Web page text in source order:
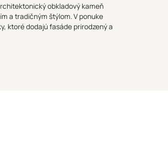
obkladový kameň
a tradičným štýlom. V ponuke
ktoré dodajú fasáde prirodzený a